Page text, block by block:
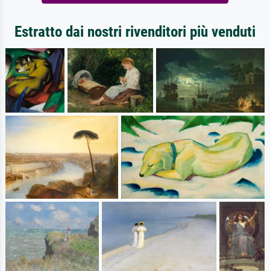
Estratto dai nostri rivenditori più venduti